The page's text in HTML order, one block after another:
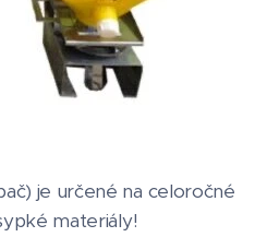
je určené na celoročné
materiály!